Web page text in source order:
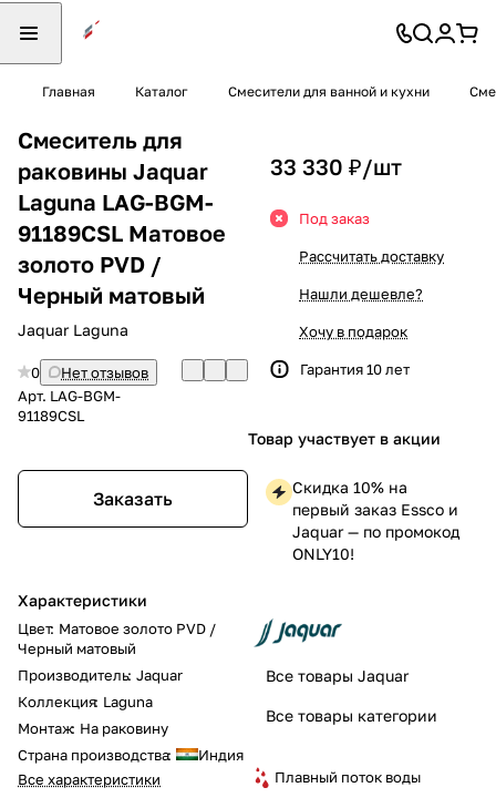
Главная Каталог Смесители для ванной и кухни
Смеситель для
раковины Jaquar
Laguna LAG-BGM-
91189CSL Матовое
золото PVD /
Черный матовый
Jaquar Laguna
0
Нет отзывов
Арт. LAG-BGM-
91189CSL
Заказать
Характеристики
Цвет: Матовое золото PVD /
Черный матовый
Производитель: Jaquar
Коллекция: Laguna
Монтаж: На раковину
Страна производства:
Индия
Все характеристики
33 330 ₽/шт
Под заказ
Рассчитать доставку
Нашли дешевле?
Хочу в подарок
Гарантия 10 лет
Товар участвует в акции
Скидка 10% на
первый заказ Essco и
Jaquar — по промокод
ONLY10!
Все товары Jaquar
Все товары категории
Плавный поток воды